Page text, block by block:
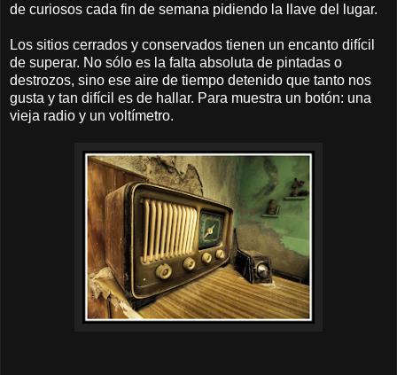
de curiosos cada fin de semana pidiendo la llave del lugar.
Los sitios cerrados y conservados tienen un encanto difícil
de superar. No sólo es la falta absoluta de pintadas o
destrozos, sino ese aire de tiempo detenido que tanto nos
gusta y tan difícil es de hallar. Para muestra un botón: una
vieja radio y un voltímetro.